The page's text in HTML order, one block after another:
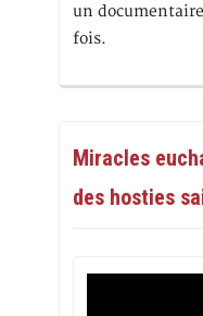
un
fois.
Miracles
des hosties